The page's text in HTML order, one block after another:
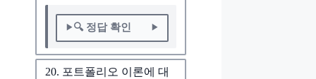
🔍 정답 확인
20. 포트폴리오 이론에 대